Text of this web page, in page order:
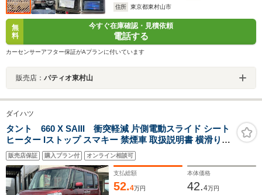
住所
東京都東村山市
無
料
今すぐ在庫確認・見積依頼
電話する
カーセンサーアフター保証がAプランに付いています
販売店： パティオ東村山
ダイハツ
タント 660 X SAIII 衝突軽減 片側電動スライド シート
ヒーター Iストップ スマキー 禁煙車 取扱説明書 横滑り防
止 ABS オートハイビーム オートライト 電格ミラー ベン
チシート CD 運転席エアバッグ 助手席エアバッグ エアコ
ン
販売店保証 購入プラン付 オンライン相談可
支払総額
52.4万円
本体価格
42.4万円